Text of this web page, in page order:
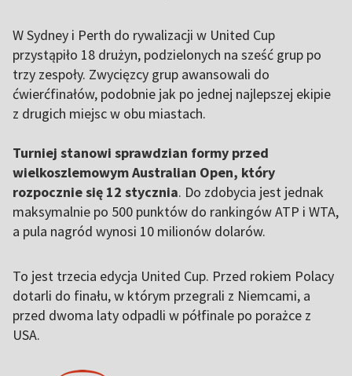
W Sydney i Perth do rywalizacji w United Cup
przystąpiło 18 drużyn, podzielonych na sześć grup po
trzy zespoły. Zwycięzcy grup awansowali do
ćwierćfinałów, podobnie jak po jednej najlepszej ekipie
z drugich miejsc w obu miastach.
Turniej stanowi sprawdzian formy przed
wielkoszlemowym Australian Open, który
rozpocznie się 12 stycznia. Do zdobycia jest jednak
maksymalnie po 500 punktów do rankingów ATP i WTA,
a pula nagród wynosi 10 milionów dolarów.
To jest trzecia edycja United Cup. Przed rokiem Polacy
dotarli do finału, w którym przegrali z Niemcami, a
przed dwoma laty odpadli w półfinale po porażce z
USA.